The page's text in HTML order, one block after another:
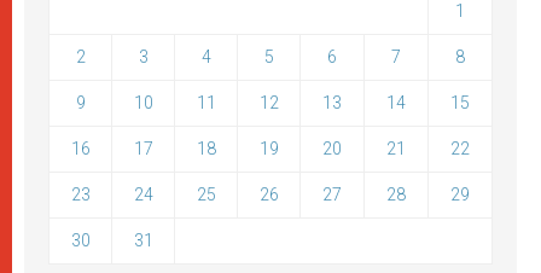
1
2 3 4 5 6 7 8
9 10 11 12 13 14 15
16 17 18 19 20 21 22
23 24 25 26 27 28 29
30 31